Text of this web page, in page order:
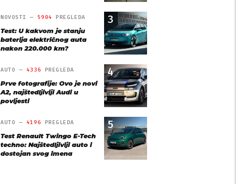
3
NOVOSTI — 5904 PREGLEDA
Test: U kakvom je stanju
baterija električnog auta
nakon 220.000 km?
4
AUTO — 4336 PREGLEDA
Prve fotografije: Ovo je novi
A2, najštedljiviji Audi u
povijesti
5
AUTO — 4196 PREGLEDA
Test Renault Twingo E-Tech
techno: Najštedljiviji auto i
dostojan svog imena